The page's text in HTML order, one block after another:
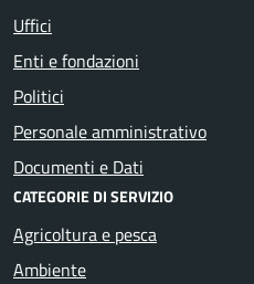
Uffici
Enti e fondazioni
Politici
Personale amministrativo
Documenti e Dati
CATEGORIE DI SERVIZIO
Agricoltura e pesca
Ambiente